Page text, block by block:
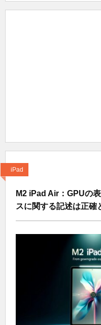
iPad
M2 iPad Air：GPUの
スに関する記述は正確